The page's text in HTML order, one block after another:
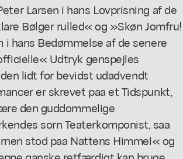
Larsen i hans Lovprisning af de
Bølger rulled« og »Skøn Jomfru!
hans Bedømmelse af de senere
Udtryk genspejles
lidt for bevidst udadvendt
er skrevet paa et Tidspunkt,
den guddommelige
sorn Teaterkomponist, saa
stod paa Nattens Himmel« og